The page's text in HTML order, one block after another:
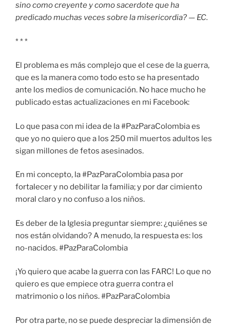
sino como creyente y como sacerdote que ha
predicado muchas veces sobre la misericordia? — EC.
* * *
El problema es más complejo que el cese de la guerra,
que es la manera como todo esto se ha presentado
ante los medios de comunicación. No hace mucho he
publicado estas actualizaciones en mi Facebook:
Lo que pasa con mi idea de la #PazParaColombia es
que yo no quiero que a los 250 mil muertos adultos les
sigan millones de fetos asesinados.
En mi concepto, la #PazParaColombia pasa por
fortalecer y no debilitar la familia; y por dar cimiento
moral claro y no confuso a los niños.
Es deber de la Iglesia preguntar siempre: ¿quiénes se
nos están olvidando? A menudo, la respuesta es: los
no-nacidos. #PazParaColombia
¡Yo quiero que acabe la guerra con las FARC! Lo que no
quiero es que empiece otra guerra contra el
matrimonio o los niños. #PazParaColombia
Por otra parte, no se puede despreciar la dimensión de